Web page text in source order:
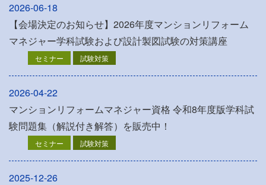
2026-06-18
【会場決定のお知らせ】2026年度マンションリフォーム
マネジャー学科試験および設計製図試験の対策講座
セミナー 試験対策
2026-04-22
マンションリフォームマネジャー資格 令和8年度版学科試
験問題集（解説付き解答）を販売中！
セミナー 試験対策
2025-12-26